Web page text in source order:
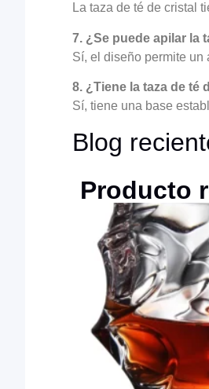
La taza de té de cristal
7. ¿Se puede apilar la
Sí, el diseño permite
8. ¿Tiene la taza de té
Sí, tiene una base
Blog
Producto